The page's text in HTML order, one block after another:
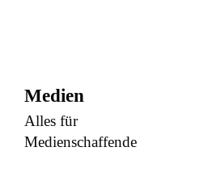
Medien
Alles für
Medienschaffende